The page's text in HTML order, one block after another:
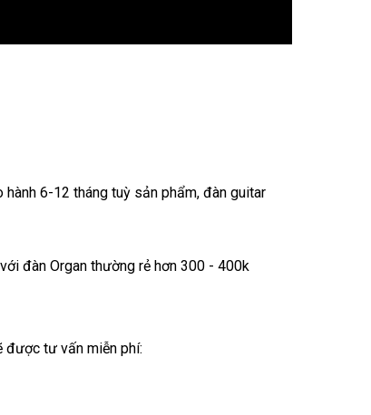
6-12 tháng tuỳ sản phẩm, đàn guitar
đàn Organ thường rẻ hơn 300 - 400k
được tư vấn miễn phí: